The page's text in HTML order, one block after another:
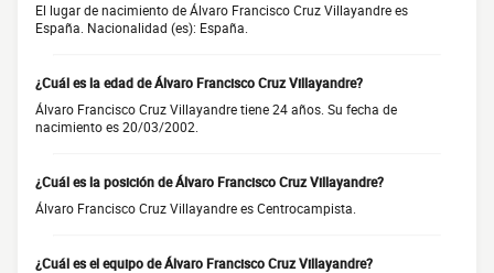
El lugar de nacimiento de Álvaro Francisco Cruz Villayandre es
España. Nacionalidad (es): España.
¿Cuál es la edad de Álvaro Francisco Cruz Villayandre?
Álvaro Francisco Cruz Villayandre tiene 24 años. Su fecha de
nacimiento es 20/03/2002.
¿Cuál es la posición de Álvaro Francisco Cruz Villayandre?
Álvaro Francisco Cruz Villayandre es Centrocampista.
¿Cuál es el equipo de Álvaro Francisco Cruz Villayandre?